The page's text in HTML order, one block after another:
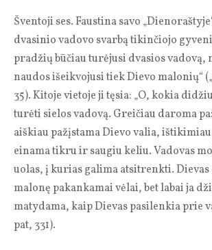
Šventoji ses. Faustina savo
dvasinio vadovo svarbą tikinčiojo
pradžių būčiau turėjusi dvasios vadovą,
naudos išeikvojusi tiek Dievo malonių“
35). Kitoje vietoje ji tęsia: „O, kokia
turėti sielos vadovą. Greičiau daroma
aiškiau pažįstama Dievo valia,
einama tikru ir saugiu keliu. Vadovas
uolas, į kurias galima atsitrenkti. Dievas
malonę pakankamai vėlai, bet labai ja
matydama, kaip Dievas pasilenkia prie
pat, 331).